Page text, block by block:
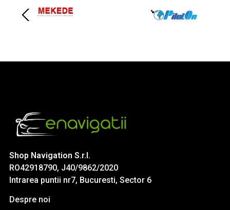
Shop Navigation S.r.l.
RO42918790, J40/9862/2020
Intrarea puntii nr7, Bucuresti, Sector 6
Despre noi